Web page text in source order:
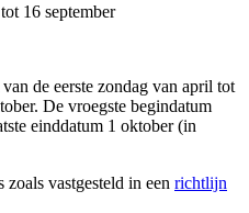
16 september
de eerste zondag van april tot
De vroegste begindatum
einddatum 1 oktober (in
zoals vastgesteld in een richtlijn